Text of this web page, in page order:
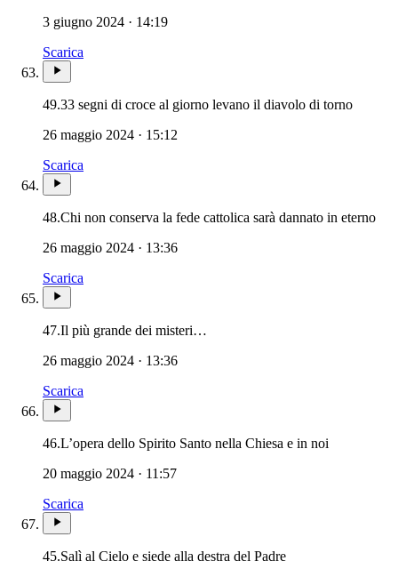
3 giugno 2024 · 14:19
Scarica
49.33 segni di croce al giorno levano il diavolo di torno
26 maggio 2024 · 15:12
Scarica
48.Chi non conserva la fede cattolica sarà dannato in eterno
26 maggio 2024 · 13:36
Scarica
47.Il più grande dei misteri…
26 maggio 2024 · 13:36
Scarica
46.L’opera dello Spirito Santo nella Chiesa e in noi
20 maggio 2024 · 11:57
Scarica
45.Salì al Cielo e siede alla destra del Padre